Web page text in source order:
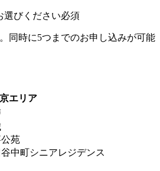
選びください必須
同時に5つまでのお申し込みが可能
エリア
苑
中町シニアレジデンス